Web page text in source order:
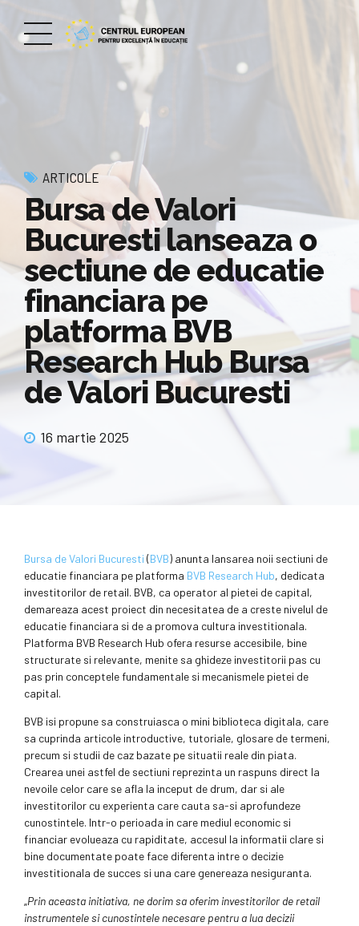
ARTICOLE
Bursa de Valori
Bucuresti lanseaza o
sectiune de educatie
financiara pe
platforma BVB
Research Hub Bursa
de Valori Bucuresti
16 martie 2025
Bursa de Valori Bucuresti (BVB) anunta lansarea noii sectiuni de
educatie financiara pe platforma BVB Research Hub, dedicata
investitorilor de retail. BVB, ca operator al pietei de capital,
demareaza acest proiect din necesitatea de a creste nivelul de
educatie financiara si de a promova cultura investitionala.
Platforma BVB Research Hub ofera resurse accesibile, bine
structurate si relevante, menite sa ghideze investitorii pas cu
pas prin conceptele fundamentale si mecanismele pietei de
capital.
BVB isi propune sa construiasca o mini biblioteca digitala, care
sa cuprinda articole introductive, tutoriale, glosare de termeni,
precum si studii de caz bazate pe situatii reale din piata.
Crearea unei astfel de sectiuni reprezinta un raspuns direct la
nevoile celor care se afla la inceput de drum, dar si ale
investitorilor cu experienta care cauta sa-si aprofundeze
cunostintele. Intr-o perioada in care mediul economic si
financiar evolueaza cu rapiditate, accesul la informatii clare si
bine documentate poate face diferenta intre o decizie
investitionala de succes si una care genereaza nesiguranta.
„Prin aceasta initiativa, ne dorim sa oferim investitorilor de retail
instrumentele si cunostintele necesare pentru a lua decizii